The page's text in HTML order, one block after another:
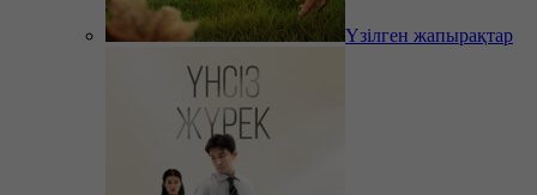
Үзілген жапырақтар